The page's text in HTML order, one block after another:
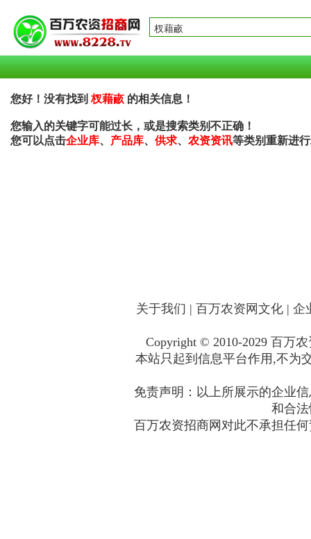
您好！没有找到 杈藉畞 的相关信息！
您输入的关键字可能过长，或是搜索类别不正确！
您可以点击企业库、 产品库、 供求、 农资资讯等类别重新进
关于我们 | 百万农资网文化 | 企
Copyright © 2010-2029 百万
本站只起到信息平台作用,不为
免责声明：以上所展示的企业
和合
百万农资招商网对此不承担任